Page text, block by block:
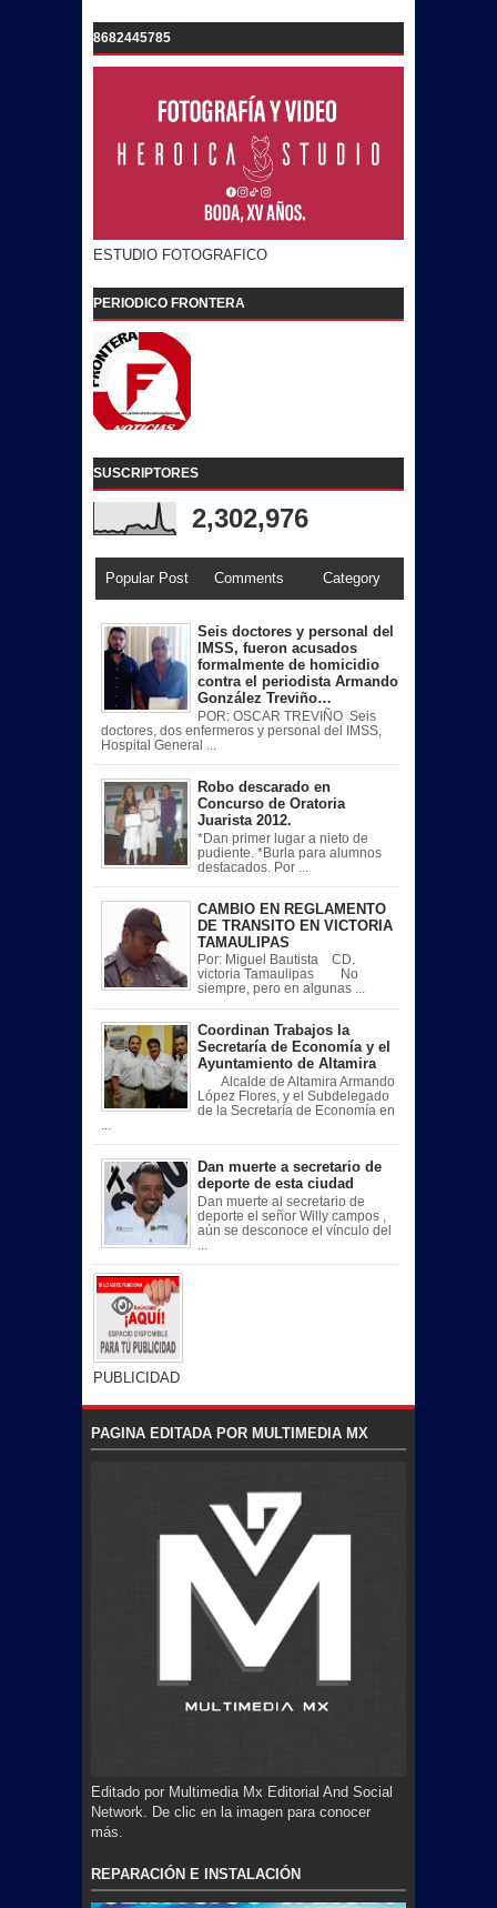
8682445785
ESTUDIO FOTOGRAFICO
PERIODICO FRONTERA
SUSCRIPTORES
2,302,976
Popular Post Comments Category
Seis doctores y personal del
IMSS, fueron acusados
formalmente de homicidio
contra el periodista Armando
González Treviño…
POR: OSCAR TREVIÑO Seis
doctores, dos enfermeros y personal del IMSS,
Hospital General ...
Robo descarado en
Concurso de Oratoria
Juarista 2012.
*Dan primer lugar a nieto de
pudiente. *Burla para alumnos
destacados. Por ...
CAMBIO EN REGLAMENTO
DE TRANSITO EN VICTORIA
TAMAULIPAS
Por: Miguel Bautista CD.
victoria Tamaulipas No
siempre, pero en algunas ...
Coordinan Trabajos la
Secretaría de Economía y el
Ayuntamiento de Altamira
Alcalde de Altamira Armando
López Flores, y el Subdelegado
de la Secretaría de Economía en
Dan muerte a secretario de
deporte de esta ciudad
Dan muerte al secretario de
deporte el señor Willy campos ,
aún se desconoce el vínculo del
PUBLICIDAD
PAGINA EDITADA POR MULTIMEDIA MX
Editado por Multimedia Mx Editorial And Social
Network. De clic en la imagen para conocer
más.
REPARACIÓN E INSTALACIÓN